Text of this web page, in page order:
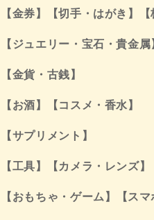
【金券】【切手・はがき】
【ジュエリー・宝石・貴金属
【金貨・古銭】
【お酒】【コスメ・香水】
【サプリメント】
【工具】【カメラ・レンズ】
【おもちゃ・ゲーム 】 【ス